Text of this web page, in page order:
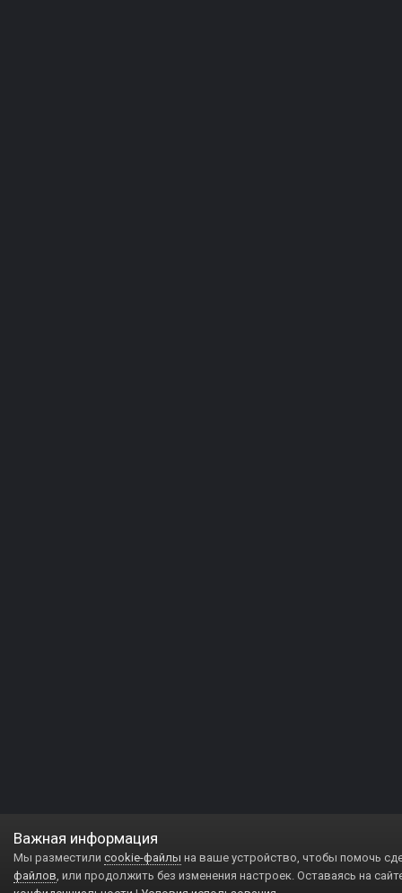
Важная информация
Мы разместили cookie-файлы на ваше устройство, чтобы помочь
файлов, или продолжить без изменения настроек. Оставаясь на